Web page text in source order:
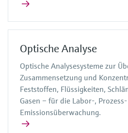
Optische Analyse
Optische Analysesysteme zur
Zusammensetzung und
Feststoffen, Flüssigkeiten,
Gasen – für die Labor-,
Emissionsüberwachung.